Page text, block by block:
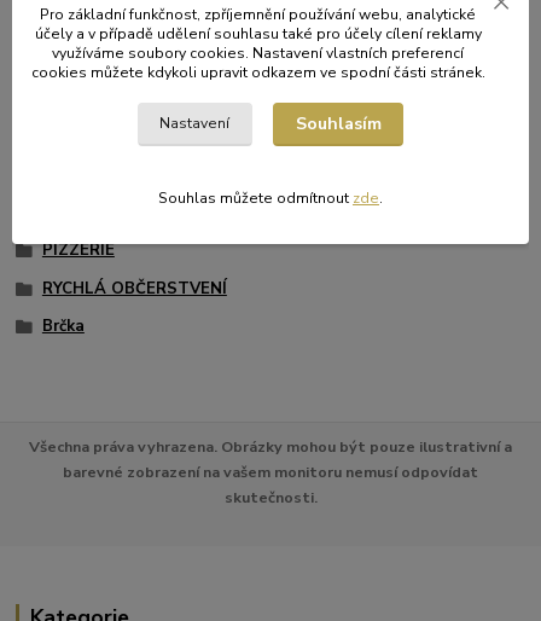
Původ zboží
Zboží zařazeno v kategoriích
PIZZERIE
RYCHLÁ OBČERSTVENÍ
Brčka
Všechna práva vyhrazena. Obrázky mohou být pouze ilustrativní a
barevné zobrazení na vašem monitoru nemusí odpovídat
skutečnosti.
Pro základní funkčnost, zpříjemnění používání webu, analytické
účely a v případě udělení souhlasu také pro účely cílení reklamy
využíváme soubory cookies. Nastavení vlastních preferencí
cookies můžete kdykoli upravit odkazem ve spodní části stránek.
Nastavení Souhlasím
Souhlas můžete odmítnout zde.